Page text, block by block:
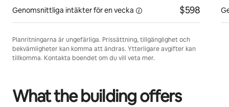
Genomsnittliga intäkter fören vecka $598
Planritningarna är ungefärliga. Prissättning, tillgänglighet och
bekvämligheter kan komma att ändras. Ytterligare avgifter kan
tillkomma. Kontakta boendet om du vill veta mer.
What the building offers